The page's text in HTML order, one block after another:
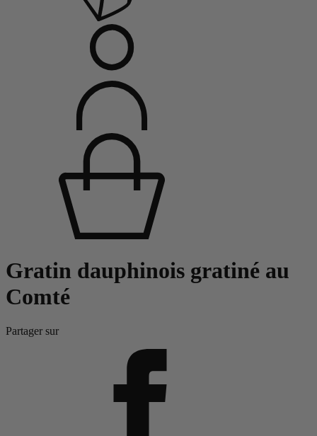
Gratin dauphinois gratiné au
Comté
Partager sur